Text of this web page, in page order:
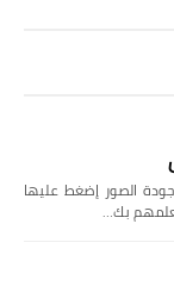
الصور إضغط عليها
بك…